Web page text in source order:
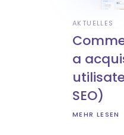
AKTUELLES
a
SEO)
MEHR LESEN